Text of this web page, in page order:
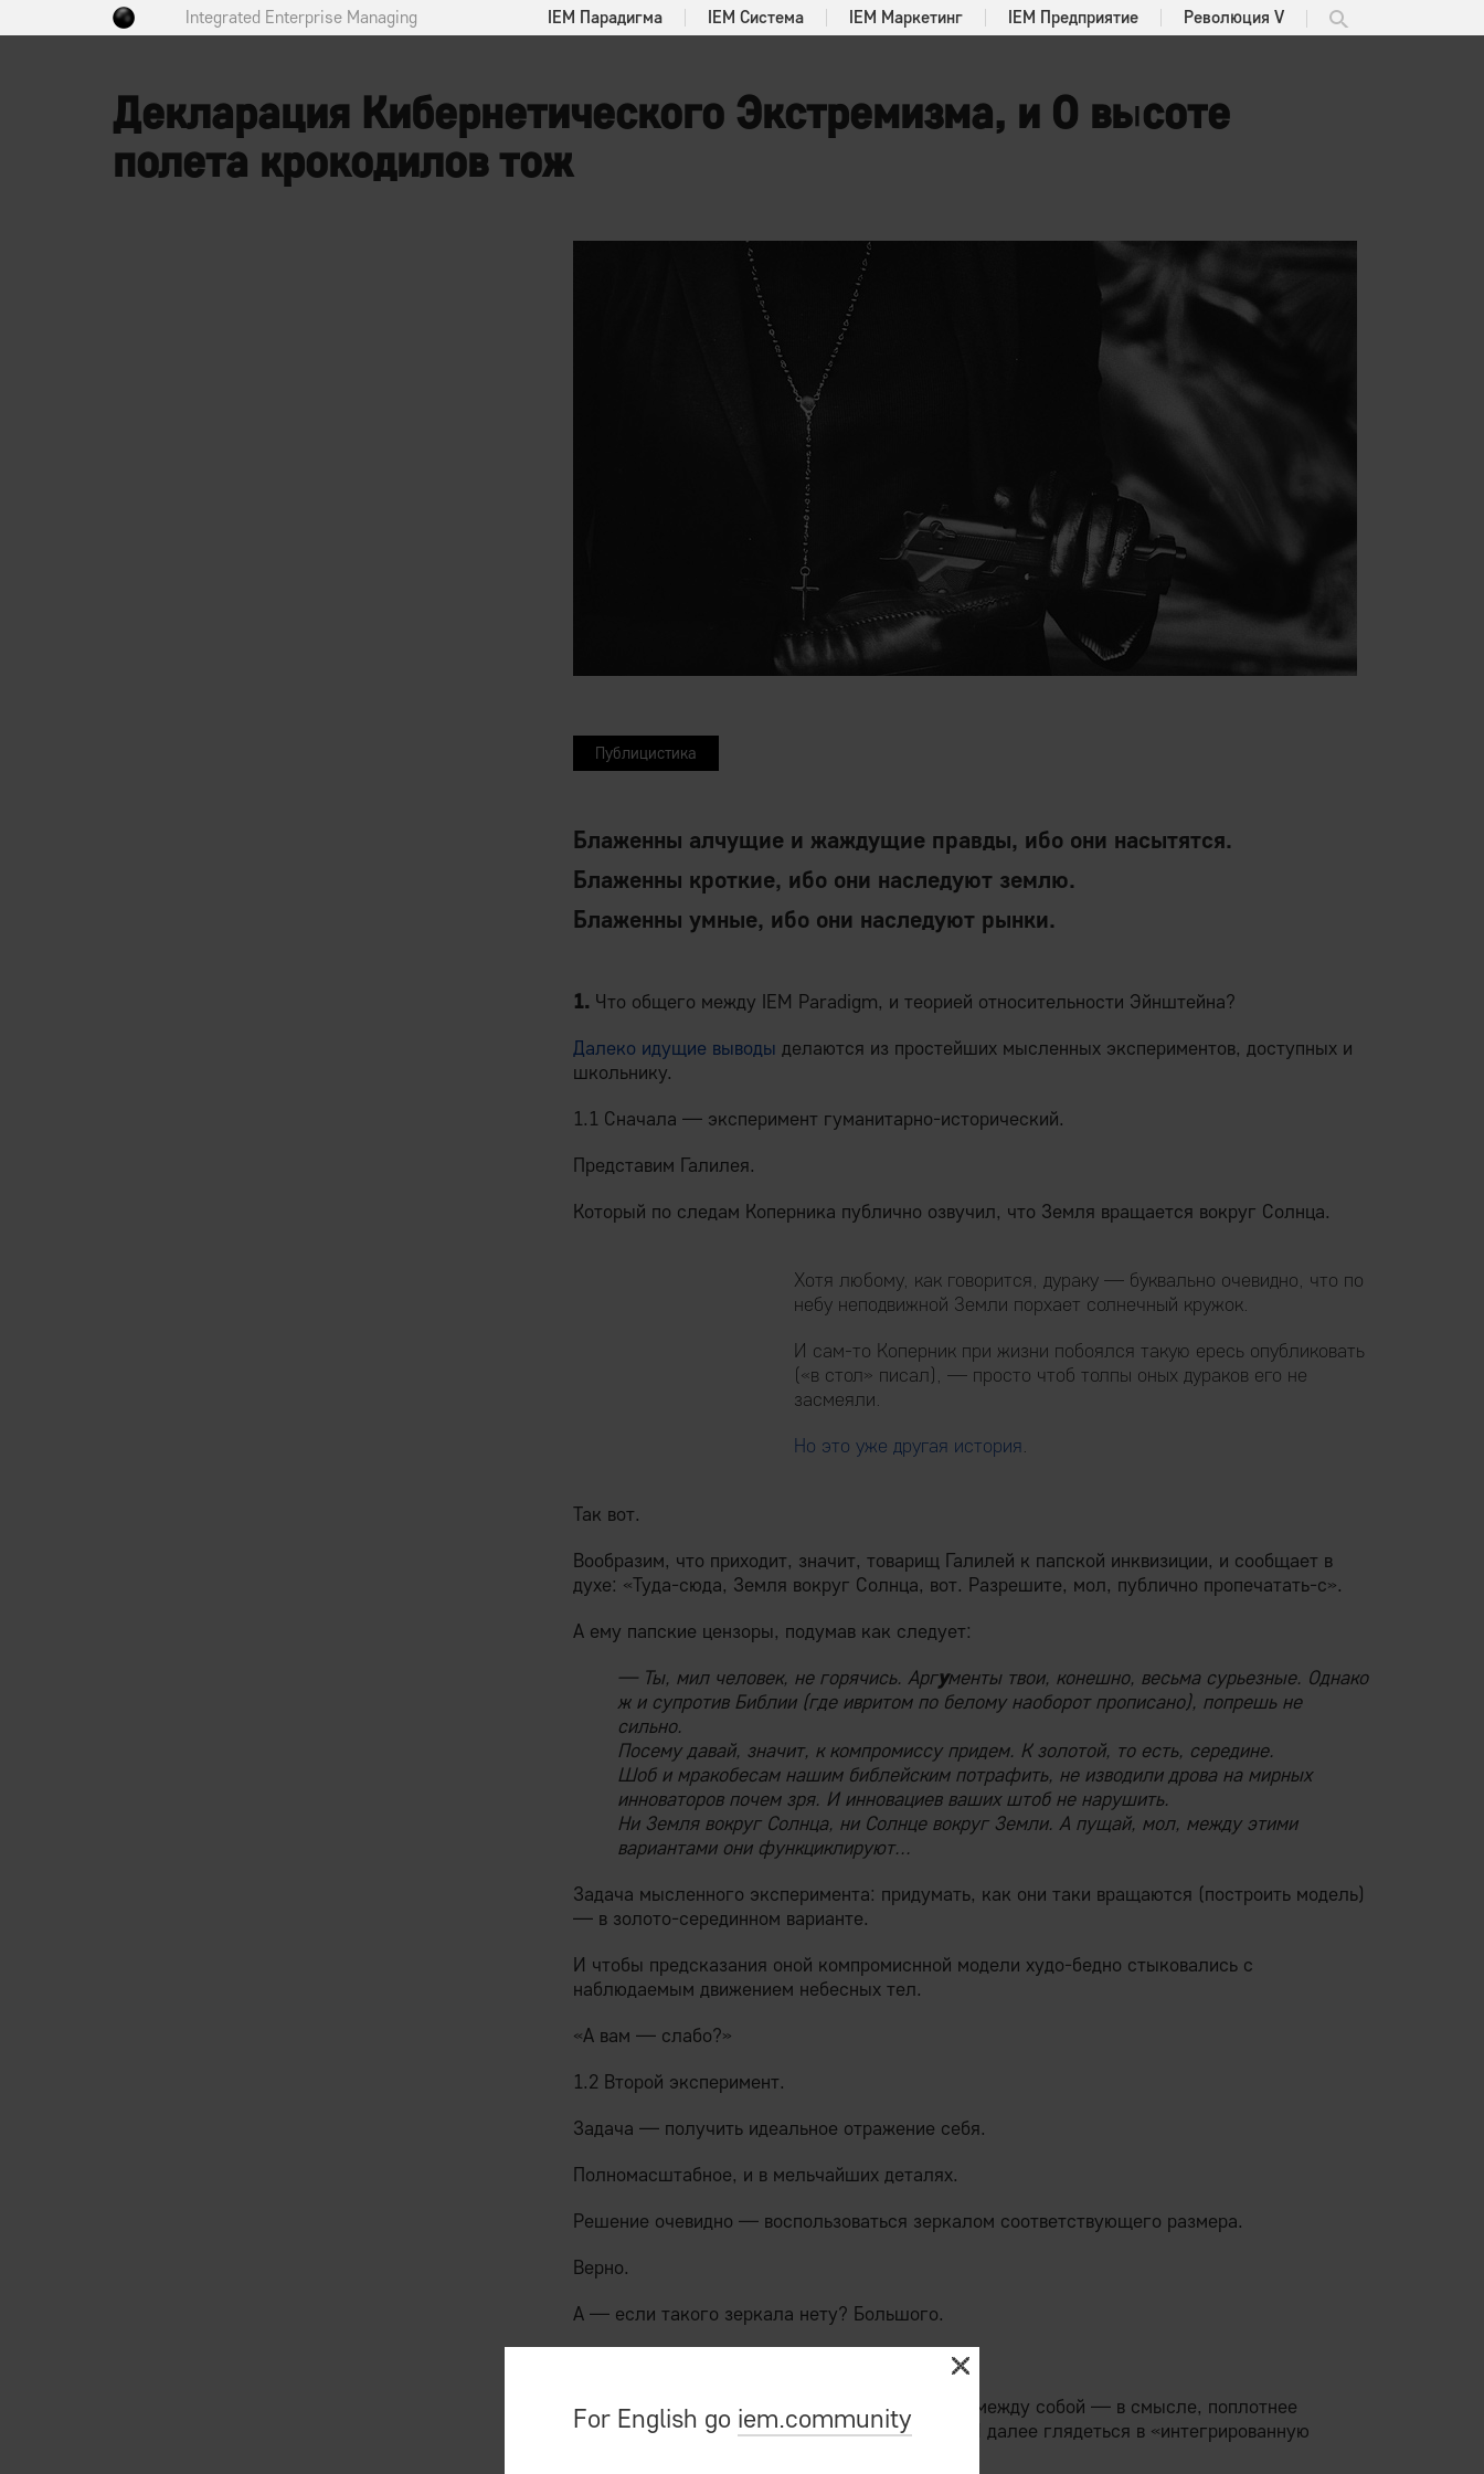
Integrated Enterprise Managing IEM Парадигма IEM Система IEM Маркетинг IEM Предприятие Революция V
Декларация Кибернетического Экстремизма, и О высоте
полета крокодилов тож
Публицистика
Блаженны алчущие и жаждущие правды, ибо они насытятся.
Блаженны кроткие, ибо они наследуют землю.
Блаженны умные, ибо они наследуют рынки.
1. Что общего между IEM Paradigm, и теорией относительности Эйнштейна?
Далеко идущие выводы делаются из простейших мысленных экспериментов, доступных и
школьнику.
1.1 Сначала — эксперимент гуманитарно-исторический.
Представим Галилея.
Который по следам Коперника публично озвучил, что Земля вращается вокруг Солнца.
Хотя любому, как говорится, дураку — буквально очевидно, что по
небу неподвижной Земли порхает солнечный кружок.
И сам-то Коперник при жизни побоялся такую ересь опубликовать
(«в стол» писал), — просто чтоб толпы оных дураков его не
засмеяли.
Но это уже другая история.
Так вот.
Вообразим, что приходит, значит, товарищ Галилей к папской инквизиции, и сообщает в
духе: «Туда-сюда, Земля вокруг Солнца, вот. Разрешите, мол, публично пропечатать-с».
А ему папские цензоры, подумав как следует:
— Ты, мил человек, не горячись. Аргументы твои, конешно, весьма сурьезные. Однако
ж и супротив Библии (где ивритом по белому наоборот прописано), попрешь не
сильно.
Посему давай, значит, к компромиссу придем. К золотой, то есть, середине.
Шоб и мракобесам нашим библейским потрафить, не изводили дрова на мирных
инноваторов почем зря. И инновациев ваших штоб не нарушить.
Ни Земля вокруг Солнца, ни Солнце вокруг Земли. А пущай, мол, между этими
вариантами они функциклируют...
Задача мысленного эксперимента: придумать, как они таки вращаются (построить модель)
— в золото-серединном варианте.
И чтобы предсказания оной компромиснной модели худо-бедно стыковались с
наблюдаемым движением небесных тел.
«А вам — слабо?»
1.2 Второй эксперимент.
Задача — получить идеальное отражение себя.
Полномасштабное, и в мельчайших деталях.
Решение очевидно — воспользоваться зеркалом соответствующего размера.
Верно.
А — если такого зеркала нету? Большого.
Вы их, наверное, попробуете «интегрировать» между собой — в смысле, поплотнее
придвинуть, чтоб зазоры были минимальные. И далее глядеться в «интегрированную
For English go iem.community